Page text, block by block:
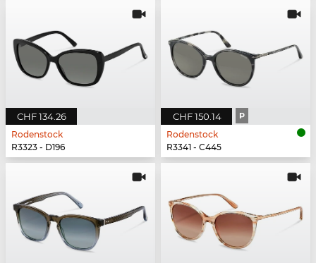
CHF 134.26
Rodenstock
R3323 - D196
CHF 150.14 P
Rodenstock
R3341 - C445